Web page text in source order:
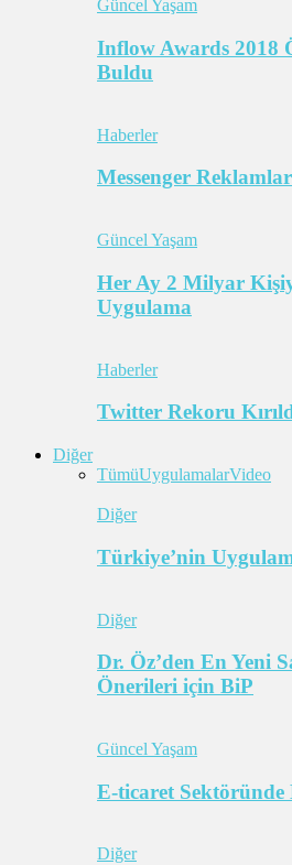
Güncel Yaşam
Inflow Awards 2018
Buldu
Haberler
Messenger
Güncel Yaşam
Her Ay 2 Milyar
Uygulama
Haberler
Twitter Rekoru
Diğer
TümüUygulamalarVideo
Diğer
Türkiye’nin
Diğer
Dr. Öz’den En Yeni
Önerileri için BiP
Güncel Yaşam
E-ticaret
Diğer